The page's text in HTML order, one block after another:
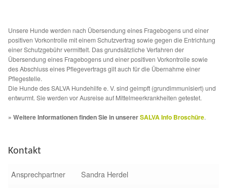
Unsere Notnasen
Notnasen in Deutschland
Notnasen noch im Ausland
Notnasen mit Handicap
Wichtige Gedanken vor der Adoption
Sicherheitsgeschirr
Unsere Hunde werden nach Übersendung eines Fragebogens und einer
positiven Vorkontrolle mit einem Schutzvertrag sowie gegen die Entrichtung
einer Schutzgebühr vermittelt. Das grundsätzliche Verfahren der
Übersendung eines Fragebogens und einer positiven Vorkontrolle sowie
des Abschluss eines Pflegevertrags gilt auch für die Übernahme einer
Pflegestelle.
Die Hunde des SALVA Hundehilfe e. V. sind geimpft (grundimmunisiert) und
entwurmt. Sie werden vor Ausreise auf Mittelmeerkrankheiten getestet.
» Weitere Informationen finden Sie in unsererSALVA Info Broschüre.
Kontakt
Ansprechpartner
Sandra Herdel